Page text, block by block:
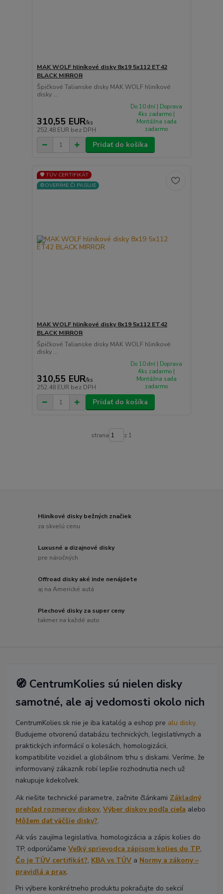
MAK WOLF hliníkové disky 8x19 5x112 ET42
BLACK MIRROR
Špičkové Talianske disky MAK WOLF hliníkové
disky ...
310,55 EUR/ks
252,48 EUR bez DPH
Do 10 dní | Doprava
4ks zadarmo |
Montážna sada
zadarmo
Pridať do košíka
🛡️ TÜV CERTIFIKÁT
⚙️OVERÍME ČI PASUJE
MAK WOLF hliníkové disky 8x19 5x112 ET42
BLACK MIRROR
Špičkové Talianske disky MAK WOLF hliníkové
disky ...
310,55 EUR/ks
252,48 EUR bez DPH
Do 10 dní | Doprava
4ks zadarmo |
Montážna sada
zadarmo
Pridať do košíka
strana z 1
Hliníkové disky bežných značiek
za skvelú cenu
Luxusné a dizajnové disky
pre náročných
Offroad disky aké inde nenájdete
aj na Americké autá
Plechové disky za super ceny
takmer na každé auto
🧭 CentrumKolies sú nielen disky
samotné, ale aj vedomosti okolo nich
CentrumKolies.sk nie je iba katalóg a eshop pre alu disky.
Budujeme otvorenú databázu technických, legislatívnych a
praktických informácií o kolesách, homologizácii,
kompatibilite vozidiel a globálnom trhu s diskami. Veríme, že
informovaný zákazník robí lepšie rozhodnutia nech už
nakupuje kdekoľvek.
Ak riešite technické parametre, začnite článkami Základný
prehľad rozmerov diskov,Výber diskov podľa cieľa alebo
Môžem dať väčšie disky?.
Ak vás zaujíma legislatíva, homologizácia a zápis kolies do
TP, odporúčameVeľký sprievodca zápisom kolies do TP,
Čo je TÜV certifikát?, KBA vs TÜV a Normy a zákony –
pravidlá a prax.
Pri výbere konkrétneho produktu pokračujte do sekcií